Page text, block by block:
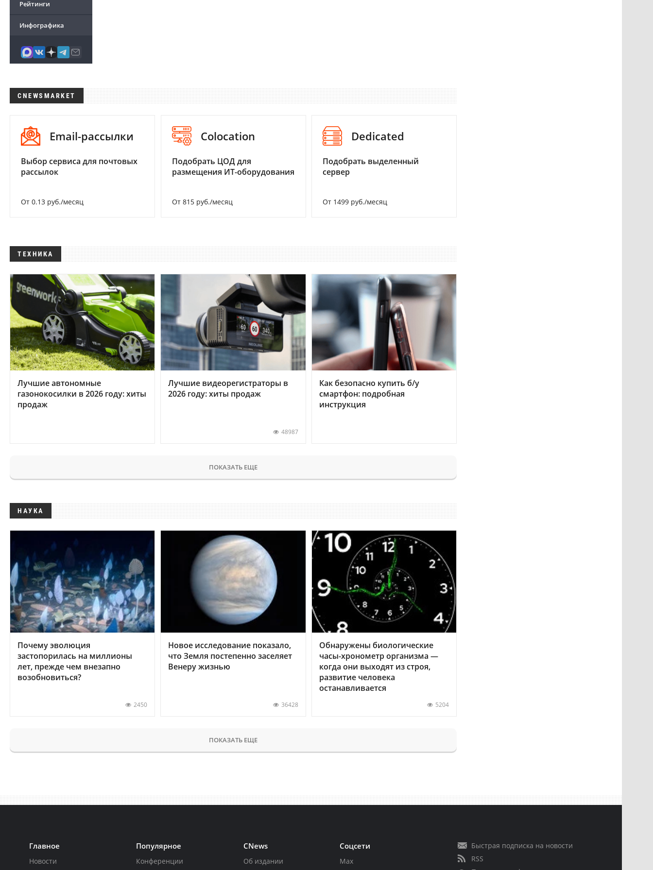
Рейтинги
Инфографика
CNEWSMARKET
Email-рассылки
Выбор сервиса для почтовых
рассылок
От 0.13 руб./месяц
Colocation
Подобрать ЦОД для
размещения ИТ-оборудования
От 815 руб./месяц
Dedicated
Подобрать выделенный
сервер
От 1499 руб./месяц
ТЕХНИКА
Лучшие автономные
газонокосилки в 2026 году: хиты
продаж
Лучшие видеорегистраторы в
2026 году: хиты продаж
48987
Как безопасно купить б/у
смартфон: подробная
инструкция
ПОКАЗАТЬ ЕЩЕ
НАУКА
Почему эволюция
застопорилась на миллионы
лет, прежде чем внезапно
возобновиться?
2450
Новое исследование показало,
что Земля постепенно заселяет
Венеру жизнью
36428
Обнаружены биологические
часы-хронометр организма —
когда они выходят из строя,
развитие человека
останавливается
5204
ПОКАЗАТЬ ЕЩЕ
Главное
Новости
Популярное
Конференции
CNews
Об издании
Соцсети
Max
Быстрая подписка на новости
RSS